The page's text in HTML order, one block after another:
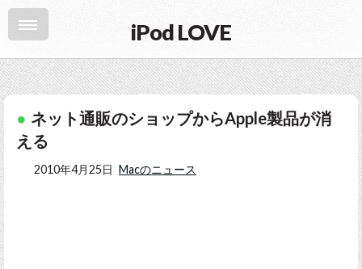
iPod LOVE
ネット通販のショップからApple製品が消
える
2010年4月25日 Macのニュース